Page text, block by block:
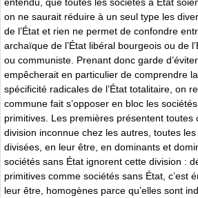
on ne saurait réduire à un seul type les
de l’État et rien ne permet de confondre
archaïque de l’État libéral bourgeois ou de
ou communiste. Prenant donc garde
empêcherait en particulier de comprendre
spécificité radicales de l’État totalitaire, on
commune fait s’opposer en bloc les
primitives. Les premières présentent toutes
division inconnue chez les autres, toutes
divisées, en leur être, en dominants et
sociétés sans État ignorent cette division :
primitives comme sociétés sans État, c’est
leur être, homogènes parce qu’elles sont